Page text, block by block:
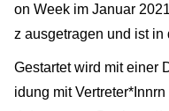
on Week im Januar
z ausgetragen und ist
Gestartet wird mit einer
idung mit